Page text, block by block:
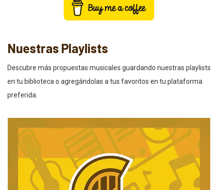
Nuestras Playlists
Descubre más propuestas musicales guardando nuestras playlists
en tu biblioteca o agregándolas a tus favoritos en tu plataforma
preferida.